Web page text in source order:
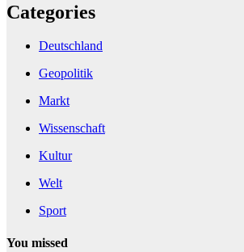
Categories
Deutschland
Geopolitik
Markt
Wissenschaft
Kultur
Welt
Sport
You missed